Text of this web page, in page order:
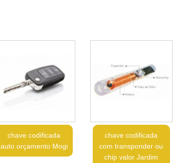
chave codificada
auto orçamento Mogi
chave codificada
com transponder ou
chip valor Jardim